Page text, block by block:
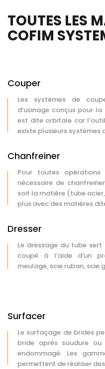
TOUTES LES
COFIM
Couper
Les systèmes de
d’usinage conçus pour
est dite orbitale car
existe plusieurs systèmes
Chanfreiner
Pour toutes
nécessaire de
soit la matière (tube
plus avec des matières
Dresser
Le dressage du tube sert
coupé à l’aide d’un
meulage, scie ruban, scie
Surfacer
Le surfaçage de brides
bride après soudure
endommagé. Les
permettent de réaliser